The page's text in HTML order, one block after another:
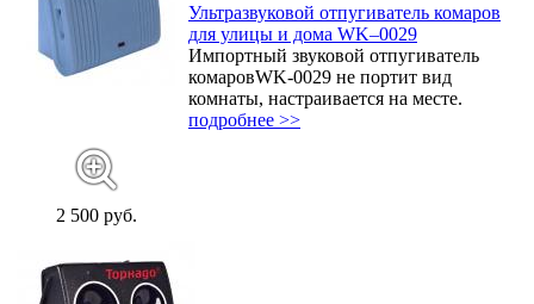
2 500 руб.
Ультразвуковой отпугиватель комаров
для улицы и дома WK–0029
Импортный звуковой отпугиватель
комаровWK-0029 не портит вид
комнаты, настраивается на месте.
подробнее >>